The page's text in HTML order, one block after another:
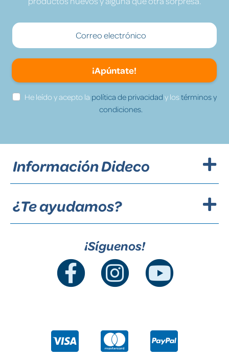
¡Apúntate!
He leído y acepto la política de privacidad y lostérminos y
condiciones.
Información Dideco
¿Te ayudamos?
¡Síguenos!